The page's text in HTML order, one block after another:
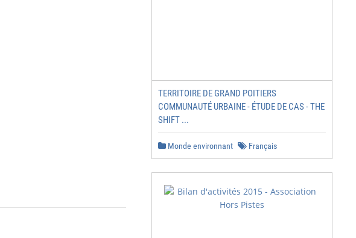
TERRITOIRE DE GRAND POITIERS
COMMUNAUTÉ URBAINE - ÉTUDE DE CAS - THE
SHIFT ...
Monde environnant Français